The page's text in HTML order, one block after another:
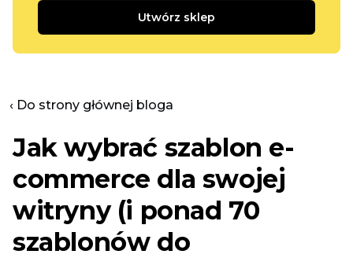
Utwórz sklep
‹ Do strony głównej bloga
Jak wybrać szablon e-
commerce dla swojej
witryny (i ponad 70
szablonów do